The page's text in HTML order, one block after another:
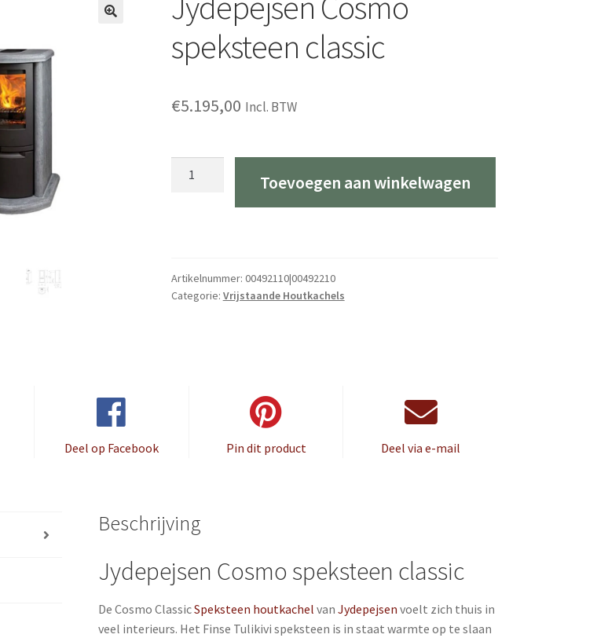
speksteen classic
€5.195,00 Incl. BTW
Toevoegen aan winkelwagen
Artikelnummer: 00492110|00492210
Categorie: Vrijstaande Houtkachels
Deel op Facebook Pin dit product Deel via e-mail
Beschrijving
Jydepejsen Cosmo speksteen classic
De Cosmo ClassicSpeksteen houtkachel vanJydepejsen voelt zich thuis in
veel interieurs. Het Finse Tulikivi speksteen is in staat warmte op te slaan